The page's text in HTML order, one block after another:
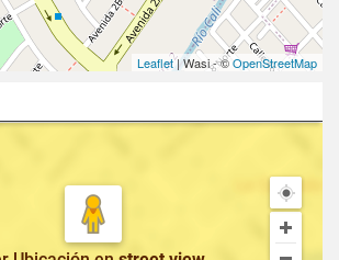
Leaflet| Wasi - ©OpenStreetMap